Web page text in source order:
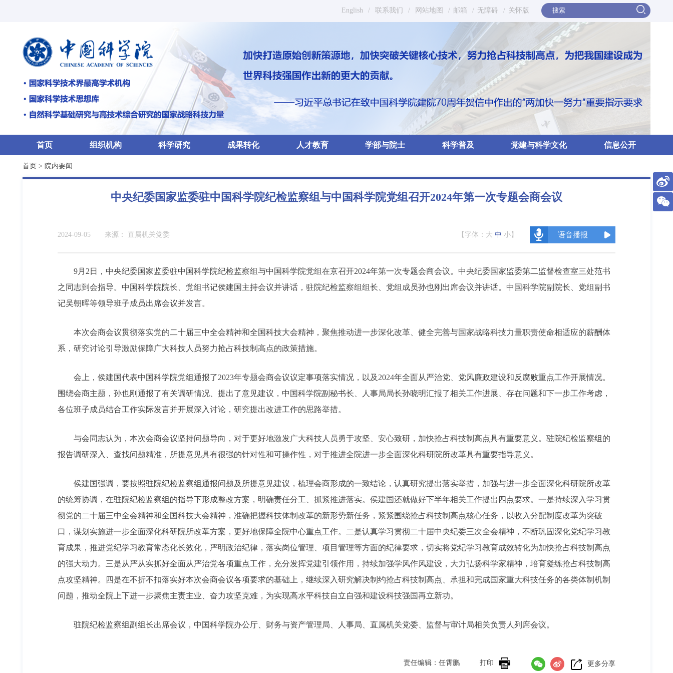
English / 联系我们 / 网站地图 / 邮箱 / 无障碍 / 关怀版
首页 组织机构 科学研究 成果转化 人才教育 学部与院士 科学普及 党建与科学文化 信息公开
首页 > 院内要闻
中央纪委国家监委驻中国科学院纪检监察组与中国科学院党组召开2024年第一次专题会商会议
2024-09-05 来源： 直属机关党委 【字体： 大 中 小 】 语音播报
9月2日，中央纪委国家监委驻中国科学院纪检监察组与中国科学院党组在京召开2024年第一次专题会商会议。中央纪委国家监委第二监督检查室三处范书
之同志到会指导。中国科学院院长、党组书记侯建国主持会议并讲话，驻院纪检监察组组长、党组成员孙也刚出席会议并讲话。中国科学院副院长、党组副书
记吴朝晖等领导班子成员出席会议并发言。
本次会商会议贯彻落实党的二十届三中全会精神和全国科技大会精神，聚焦推动进一步深化改革、健全完善与国家战略科技力量职责使命相适应的薪酬体
系，研究讨论引导激励保障广大科技人员努力抢占科技制高点的政策措施。
会上，侯建国代表中国科学院党组通报了2023年专题会商会议议定事项落实情况，以及2024年全面从严治党、党风廉政建设和反腐败重点工作开展情况。
围绕会商主题，孙也刚通报了有关调研情况、提出了意见建议，中国科学院副秘书长、人事局局长孙晓明汇报了相关工作进展、存在问题和下一步工作考虑，
各位班子成员结合工作实际发言并开展深入讨论，研究提出改进工作的思路举措。
与会同志认为，本次会商会议坚持问题导向，对于更好地激发广大科技人员勇于攻坚、安心致研，加快抢占科技制高点具有重要意义。驻院纪检监察组的
报告调研深入、查找问题精准，所提意见具有很强的针对性和可操作性，对于推进全院进一步全面深化科研院所改革具有重要指导意义。
侯建国强调，要按照驻院纪检监察组通报问题及所提意见建议，梳理会商形成的一致结论，认真研究提出落实举措，加强与进一步全面深化科研院所改革
的统筹协调，在驻院纪检监察组的指导下形成整改方案，明确责任分工、抓紧推进落实。侯建国还就做好下半年相关工作提出四点要求。一是持续深入学习贯
彻党的二十届三中全会精神和全国科技大会精神，准确把握科技体制改革的新形势新任务，紧紧围绕抢占科技制高点核心任务，以收入分配制度改革为突破
口，谋划实施进一步全面深化科研院所改革方案，更好地保障全院中心重点工作。二是认真学习贯彻二十届中央纪委三次全会精神，不断巩固深化党纪学习教
育成果，推进党纪学习教育常态化长效化，严明政治纪律，落实岗位管理、项目管理等方面的纪律要求，切实将党纪学习教育成效转化为加快抢占科技制高点
的强大动力。三是从严从实抓好全面从严治党各项重点工作，充分发挥党建引领作用，持续加强学风作风建设，大力弘扬科学家精神，培育凝练抢占科技制高
点攻坚精神。四是在不折不扣落实好本次会商会议各项要求的基础上，继续深入研究解决制约抢占科技制高点、承担和完成国家重大科技任务的各类体制机制
问题，推动全院上下进一步聚焦主责主业、奋力攻坚克难，为实现高水平科技自立自强和建设科技强国再立新功。
驻院纪检监察组副组长出席会议，中国科学院办公厅、财务与资产管理局、人事局、直属机关党委、监督与审计局相关负责人列席会议。
更多分享
打印
责任编辑：任霄鹏